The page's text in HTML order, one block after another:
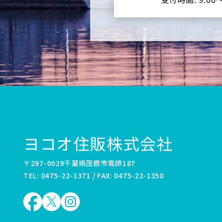
ヨコオ住販株式会社
〒297-0029千葉県茂原市高師187
TEL: 0475-22-1371 / FAX: 0475-22-1350